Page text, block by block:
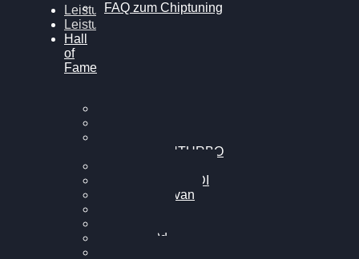
FAQ zum Chiptuning
Leistungsmessung
Leistungsprüfstand
Hall
of
Fame
MK3 V6 TWINTURBO
VW Passat 2.0TDI
VW T6 Multivan
BMW 120d